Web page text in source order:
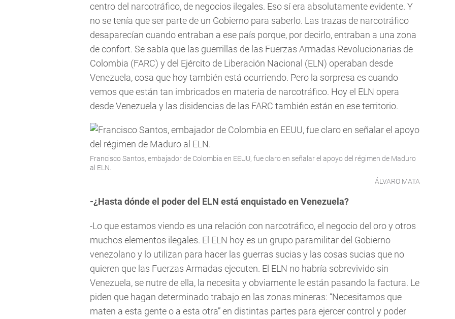
centro del narcotráfico, de negocios ilegales. Eso sí era absolutamente evidente. Y
no se tenía que ser parte de un Gobierno para saberlo. Las trazas de narcotráfico
desaparecían cuando entraban a ese país porque, por decirlo, entraban a una zona
de confort. Se sabía que las guerrillas de las Fuerzas Armadas Revolucionarias de
Colombia (FARC) y del Ejército de Liberación Nacional (ELN) operaban desde
Venezuela, cosa que hoy también está ocurriendo. Pero la sorpresa es cuando
vemos que están tan imbricados en materia de narcotráfico. Hoy el ELN opera
desde Venezuela y las disidencias de las FARC también están en ese territorio.
Francisco Santos, embajador de Colombia en EEUU, fue claro en señalar el apoyo del régimen de Maduro
al ELN.
ÁLVARO MATA
-¿Hasta dónde el poder del ELN está enquistado en Venezuela?
-Lo que estamos viendo es una relación con narcotráfico, el negocio del oro y otros
muchos elementos ilegales. El ELN hoy es un grupo paramilitar del Gobierno
venezolano y lo utilizan para hacer las guerras sucias y las cosas sucias que no
quieren que las Fuerzas Armadas ejecuten. El ELN no habría sobrevivido sin
Venezuela, se nutre de ella, la necesita y obviamente le están pasando la factura. Le
piden que hagan determinado trabajo en las zonas mineras: “Necesitamos que
maten a esta gente o a esta otra” en distintas partes para ejercer control y poder